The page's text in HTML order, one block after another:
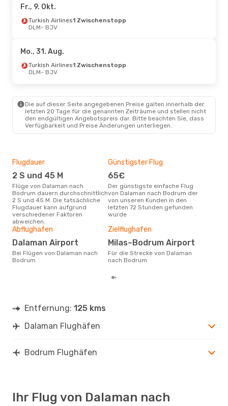
1 Zwischenstopp
BJV - DLM
Turkish Airlines
1 Zwischenstopp
DLM- BJV
Turkish Airlines
Fr., 9. Okt.
Turkish Airlines1 Zwischenstopp
DLM- BJV
Mo., 31. Aug.
Turkish Airlines1 Zwischenstopp
DLM- BJV
Die auf dieser Seite angegebenen Preise galten innerhalb der
letzten 20 Tage für die genannten Zeiträume und stellen nicht
den endgültigen Angebotspreis dar. Bitte beachten Sie, dass
Verfügbarkeit und Preise Änderungen unterliegen.
Flugdauer
2 S und 45 M
Flüge von Dalaman nach
Bodrum dauern durchschnittlich
2 S und 45 M. Die tatsächliche
Flugdauer kann aufgrund
verschiedener Faktoren
abweichen.
Günstigster Flug
65€
Der günstigste einfache Flug
von Dalaman nach Bodrum der
von unseren Kunden in den
letzten 72 Stunden gefunden
wurde
Abflughafen
Dalaman Airport
Bei Flügen von Dalaman nach
Bodrum
Zielflughafen
Milas–Bodrum Airport
Für die Strecke von Dalaman
nach Bodrum
Entfernung: 125 kms
Dalaman Flughäfen
Bodrum Flughäfen
Ihr Flug von Dalaman nach